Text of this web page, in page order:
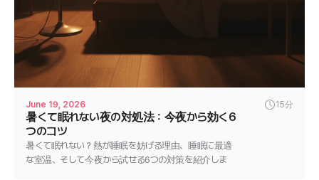
June 19, 2026 15分
暑くて眠れない夜の対処法：今夜から効く6
つのコツ
暑くて眠れない？熱が睡眠を妨げる理由、睡眠に最適
な室温、そして今夜から試せる6つの対策を紹介しま